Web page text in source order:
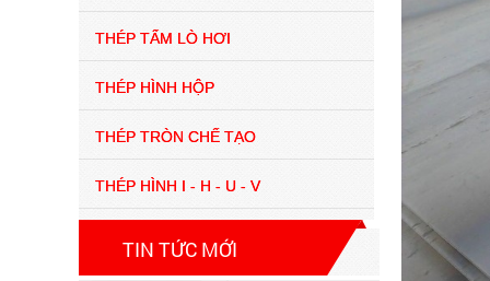
THÉP TẤM LÒ HƠI
THÉP HÌNH HỘP
THÉP TRÒN CHẾ TẠO
THÉP HÌNH I - H - U - V
TIN TỨC MỚI
(13/04/2024)
thòi gian ngắn 2022
Thép tấm hợp kim 65g –
CÔNG TY TNHH XUẤT
NHẬP KHẨU STEEL NAM
VIỆT NAM